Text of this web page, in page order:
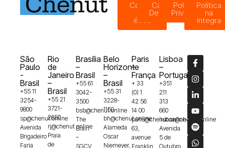
Código
ética
Canal de
Denúncias
Política de
Privacidade
Política
na
íntegra
São
Paulo
-
Brasil
+55 11
3254-
9800
sp@chenut.online
Avenida
Brigadeiro
Faria
Rio
de
Janeiro
–
Brasil
+55 21
3721-
2650
rj@chenut.online
Praia
de
Brasília
–
Brasil
+55 61
3042-
3500
bsb@chenut.online
The
Brain
–
SGCV
Belo
Horizonte
–
Brasil
+55 31
3228-
1150
bh@chenut.online
Alameda
Oscar
Niemeyer,
Paris
–
França
+ 33
(0) 1
42 56
14 00
paris@chenut.online
63,
avenue
Franklin
Lisboa
–
Portugal
+351
211
313
660
lisboa@chenut.online
Avenida
5 de
Outubro,